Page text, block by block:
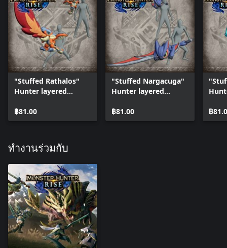
"Stuffed Rathalos"
Hunter layered
Sword)
฿81.00
"Stuffed Nargacuga"
Hunter layered
฿81.00
฿
ทำงานร่วมกับ